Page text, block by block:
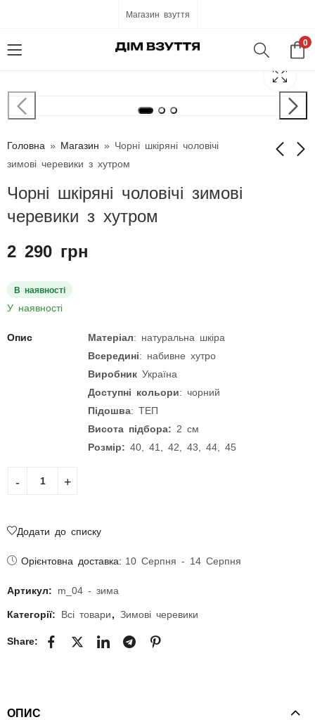
Магазин взуття
0
Головна » Магазин » Чорні шкіряні чоловічі
зимові черевики з хутром
Чорні шкіряні чоловічі зимові
черевики з хутром
Чорні шкіряні
Чорні шкіряні
2 290 грн
В наявності
У наявності
Опис Матеріал: натуральна шкіра
Всередині: набивне хутро
Виробник Україна
Доступні кольори: чорний
Підошва: ТЕП
Висота підбора: 2 см
Розмір: 40, 41, 42, 43, 44, 45
Додати до списку
Орієнтовна доставка: 10 Серпня - 14 Серпня
Артикул: m_04 - зима
Категорії: Всі товари Зимові черевики
Share:
ОПИС